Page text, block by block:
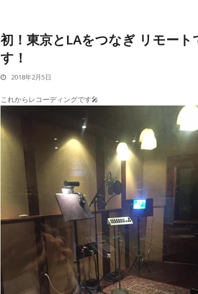
初！東京とLAをつなぎ リモー
す！
2018年2月5日
これからレコーディングです🎤